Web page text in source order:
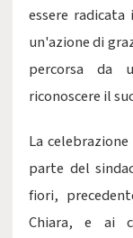
essere
un'azione di
percorsa da
riconoscere il
La
parte del
fiori,
Chiara, e ai